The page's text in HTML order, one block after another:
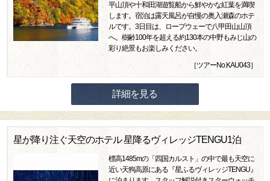
平山頂や十和田湖遊覧船から鮮やかな紅葉を満喫
します。宿泊は露天風呂が自慢の奥入瀬森のホテ
ルです。3日目は、ロープウェーで八甲田山山頂
へ。樹齢100年を超える約130本の中野もみじ山の
彩り絶景もお楽しみください。
［ツアーNo.KAU043］
詳細を見る
星が降り注ぐ天空のホテル 星降るヴィレッジTENGU1泊
標高1485mの「四国カルスト」の中で最も天空に
近い天狗高原にある『星ふるヴィレッジTENGU』